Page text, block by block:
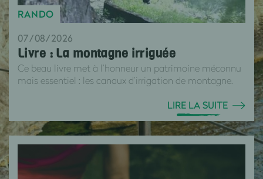
RANDO
07/08/2026
Livre : La montagne irriguée
Ce beau livre met à l’honneur un patrimoine méconnu
mais essentiel : les canaux d’irrigation de montagne.
LIRE LA SUITE